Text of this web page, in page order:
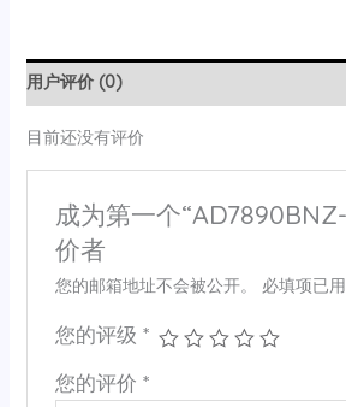
用户评价 (0)
目前还没有评价
成为第一个
价者
您的邮箱地址不会被公开。 必填项已用
您的评级 *
您的评价 *